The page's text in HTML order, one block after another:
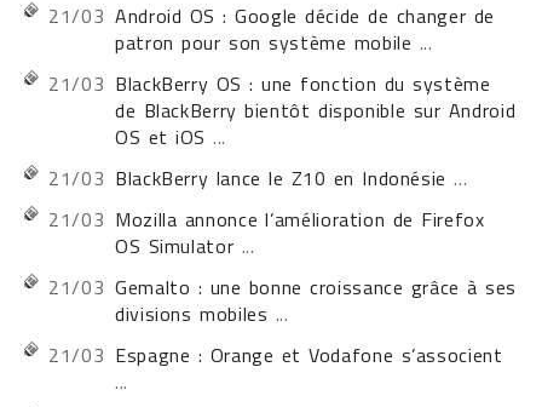
21/03 Android OS : Google décide de changer de
patron pour son système mobile ...
21/03 BlackBerry OS : une fonction du système
de BlackBerry bientôt disponible sur Android
OS et iOS ...
21/03 BlackBerry lance le Z10 en Indonésie ...
21/03 Mozilla annonce l’amélioration de Firefox
OS Simulator ...
21/03 Gemalto : une bonne croissance grâce à ses
divisions mobiles ...
21/03 Espagne : Orange et Vodafone s’associent
...